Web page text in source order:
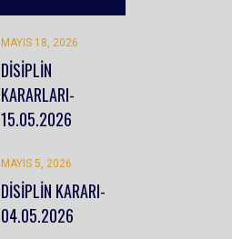
MAYIS 18, 2026
DİSİPLİN
KARARLARI-
15.05.2026
MAYIS 5, 2026
DİSİPLİN KARARI-
04.05.2026